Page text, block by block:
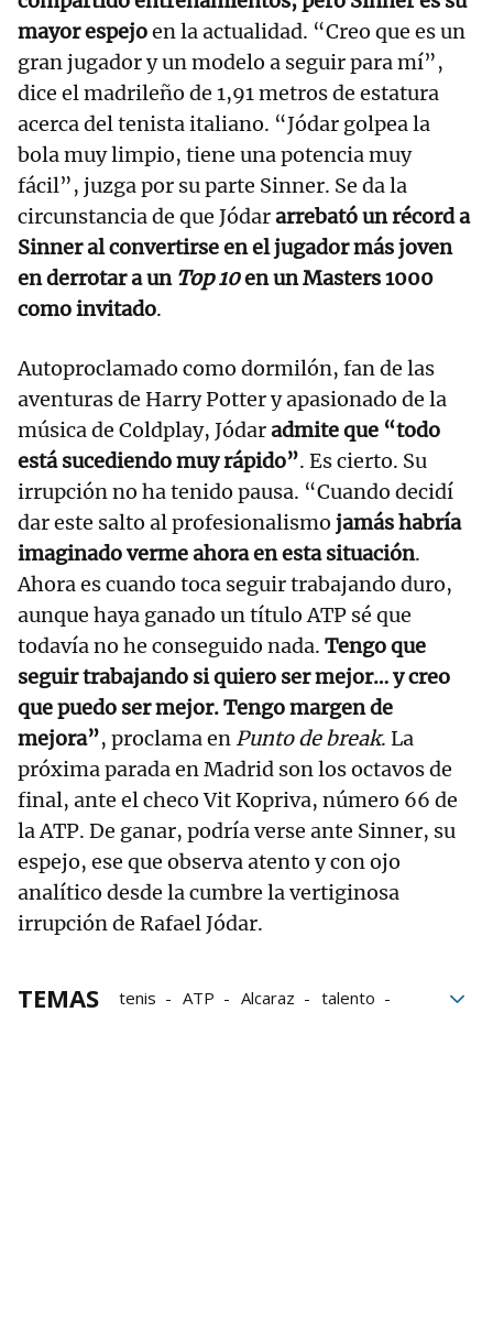
mayor espejoen la actualidad. “Creo que es un
gran jugador y un modelo a seguir para mí”,
dice el madrileño de 1,91 metros de estatura
acerca del tenista italiano. “Jódar golpea la
bola muy limpio, tiene una potencia muy
fácil”, juzga por su parte Sinner. Se da la
circunstancia de que Jódararrebató un récord a
Sinner al convertirse en el jugador más joven
en derrotar a un Top 10en un Masters 1000
como invitado.
Autoproclamado como dormilón, fan de las
aventuras de Harry Potter y apasionado de la
música de Coldplay, Jódaradmite que “todo
está sucediendo muy rápido”. Es cierto. Su
irrupción no ha tenido pausa. “Cuando decidí
dar este salto al profesionalismo jamás habría
imaginado verme ahora en esta situación.
Ahora es cuando toca seguir trabajando duro,
aunque haya ganado un título ATP sé que
todavía no he conseguido nada. Tengo que
seguir trabajando si quiero ser mejor… y creo
que puedo ser mejor. Tengo margen de
mejora”, proclama en Punto de break. La
próxima parada en Madrid son los octavos de
final, ante el checo Vit Kopriva, número 66 de
la ATP. De ganar, podría verse ante Sinner, su
espejo, ese que observa atento y con ojo
analítico desde la cumbre la vertiginosa
irrupción de Rafael Jódar.
TEMAS tenis ATP Alcaraz
talento